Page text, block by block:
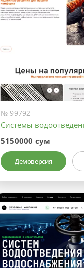
№ 99792
Системы
5150000 сум
Демоверсия